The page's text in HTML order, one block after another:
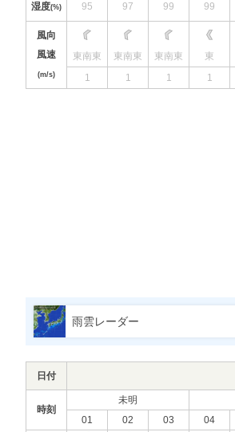
湿度(%) 95 97 99 99
風向
風速
(m/s)
東南東 東南東 東南東 東
1
1 1 1
雨雲レーダー
日付
時刻
未明
01
02 03 04